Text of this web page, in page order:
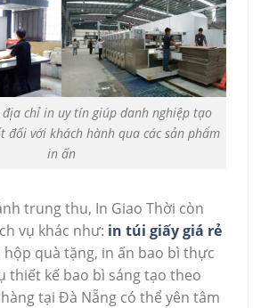
địa chỉ in uy tín giúp danh nghiệp tạo
đối với khách hành qua các sản phẩm
in ấn
trung thu, In Giao Thời còn
vụ khác như: in túi giấy giá rẻ
hộp quà tặng, in ấn bao bì thực
thiết kế bao bì sáng tạo theo
tại Đà Nẵng có thể yên tâm